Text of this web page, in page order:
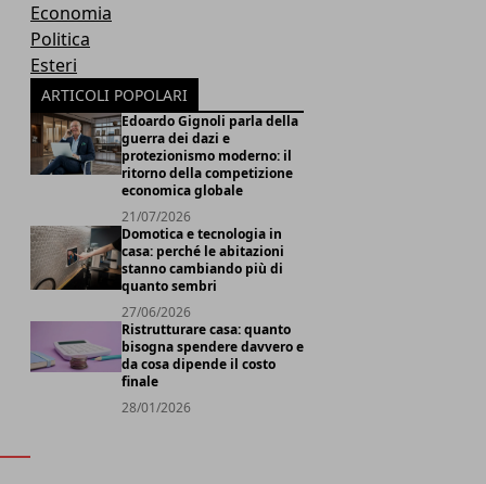
Economia
Politica
Esteri
ARTICOLI POPOLARI
Edoardo Gignoli parla della
guerra dei dazi e
protezionismo moderno: il
ritorno della competizione
economica globale
21/07/2026
Domotica e tecnologia in
casa: perché le abitazioni
stanno cambiando più di
quanto sembri
27/06/2026
Ristrutturare casa: quanto
bisogna spendere davvero e
da cosa dipende il costo
finale
28/01/2026